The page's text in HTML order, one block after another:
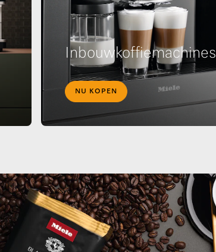
Inbouwkoffiemachines
NU KOPEN